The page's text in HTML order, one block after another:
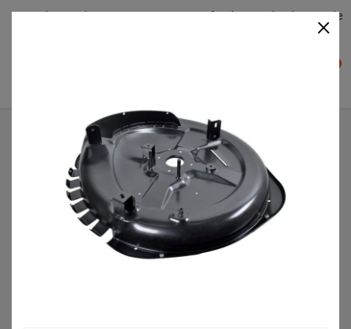
Plateaudecoupe.com : Trouver facilement le plateau de
Accueil
Plateau de coupe
Plateau de coupe 72 cm 3845641110 pour PA135B72
(2010)
×